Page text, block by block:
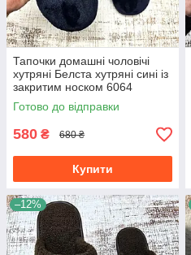
Тапочки домашні чоловічі
хутряні Белста хутряні сині із
закритим носком 6064
Готово до відправки
580 ₴ 680 ₴
Купити
–12%